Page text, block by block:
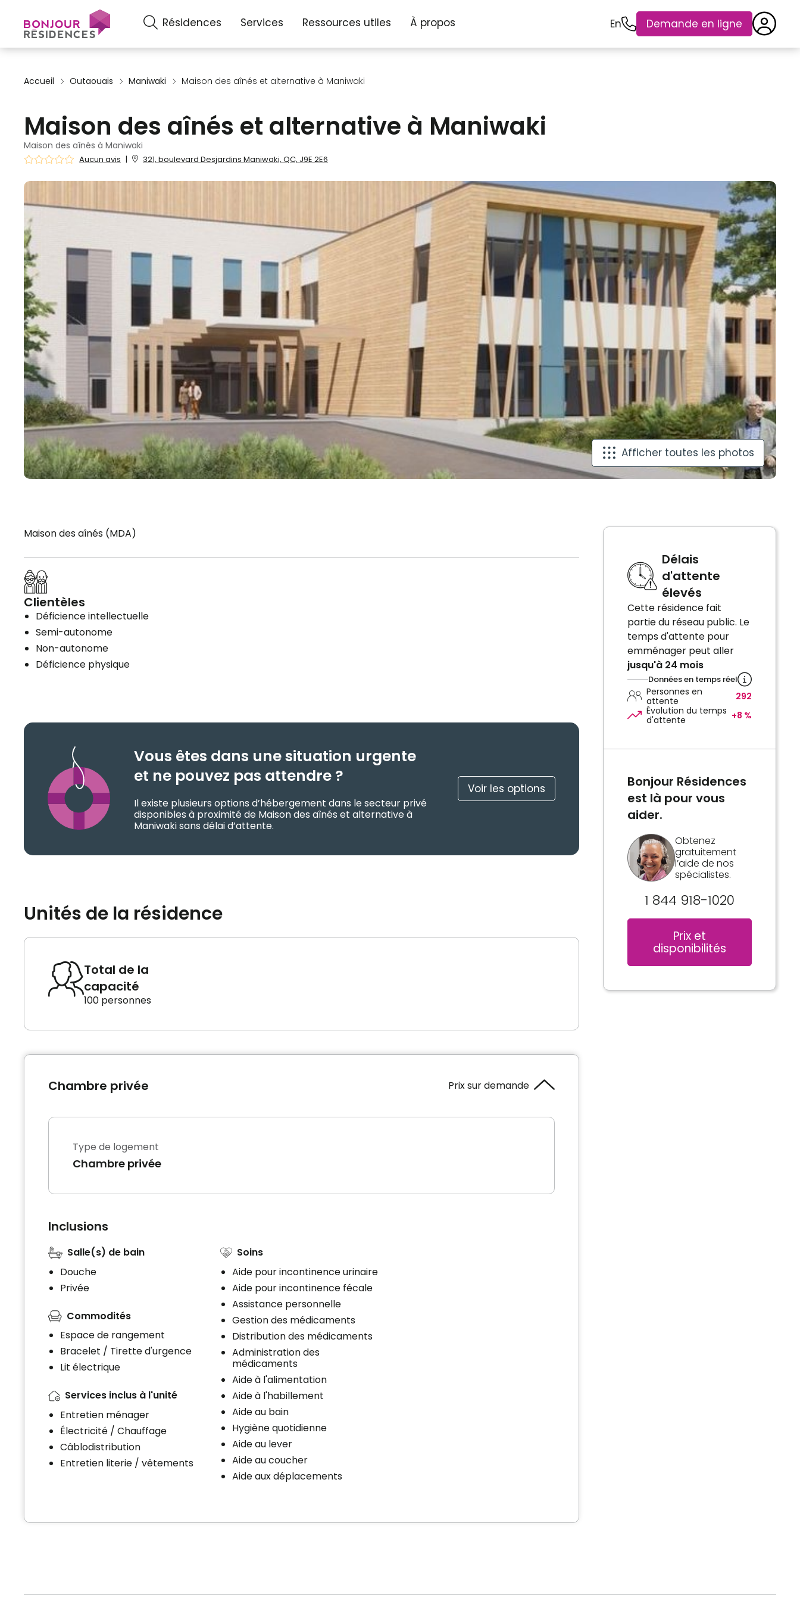
Résidences Services Ressources utiles À propos En Demande en ligne
Accueil Outaouais Maniwaki Maison des aînés et alternative à Maniwaki
Maison des aînés et alternative à Maniwaki
Maison des aînés à Maniwaki
Aucun avis | 321, boulevard Desjardins Maniwaki, QC, J9E 2E6
Afficher toutes les photos
Maison des aînés (MDA)
Clientèles
Déficience intellectuelle
Semi-autonome
Non-autonome
Déficience physique
Vous êtes dans une situation urgente
et ne pouvez pas attendre ?
Il existe plusieurs options d’hébergement dans le secteur privé
disponibles à proximité de Maison des aînés et alternative à
Maniwaki sans délai d’attente.
Voir les options
Unités de la résidence
Total de la
capacité
100 personnes
Chambre privée Prix sur demande
Type de logement
Chambre privée
Inclusions
Salle(s) de bain
Douche
Privée
Commodités
Espace de rangement
Bracelet / Tirette d'urgence
Lit électrique
Services inclus à l'unité
Entretien ménager
Électricité / Chauffage
Câblodistribution
Entretien literie / vêtements
Soins
Aide pour incontinence urinaire
Aide pour incontinence fécale
Assistance personnelle
Gestion des médicaments
Distribution des médicaments
Administration des
médicaments
Aide à l'alimentation
Aide à l'habillement
Aide au bain
Hygiène quotidienne
Aide au lever
Aide au coucher
Aide aux déplacements
Délais
d'attente
élevés
Cette résidence fait
partie du réseau public. Le
temps d'attente pour
emménager peut aller
jusqu'à 24 mois
Données en temps réel
Personnes en
attente
292
Évolution du temps
d'attente
+8 %
Bonjour Résidences
est là pour vous
aider.
Obtenez
gratuitement
l’aide de nos
spécialistes.
1 844 918-1020
Prix et
disponibilités